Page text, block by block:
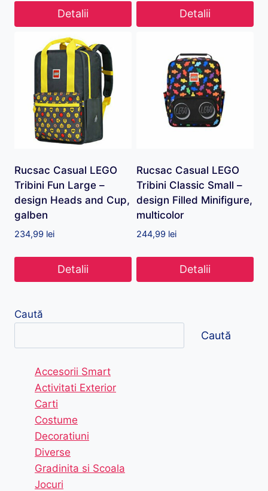
Detalii Detalii
Rucsac Casual LEGO
Tribini Fun Large –
design Heads and Cup,
galben
234,99 lei
Detalii
Rucsac Casual LEGO
Tribini Classic Small –
design Filled Minifigure,
multicolor
244,99 lei
Detalii
Caută
Caută
Accesorii Smart
Activitati Exterior
Carti
Costume
Decoratiuni
Diverse
Gradinita si Scoala
Jocuri